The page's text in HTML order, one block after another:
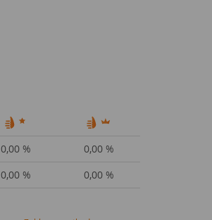
0,00 %
0,00 %
0,00 % 0,00 %